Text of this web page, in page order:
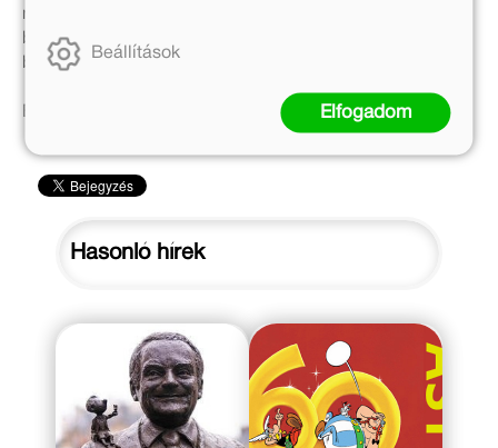
más irányt szabjanak kalandjainak. De az már teljesen
biztos, hogy Asterix, Obelix, Ideafix és a többiek számára
biztosította a halhatatlanságot.
Hasonló hírek
Beállítások
Elfogadom